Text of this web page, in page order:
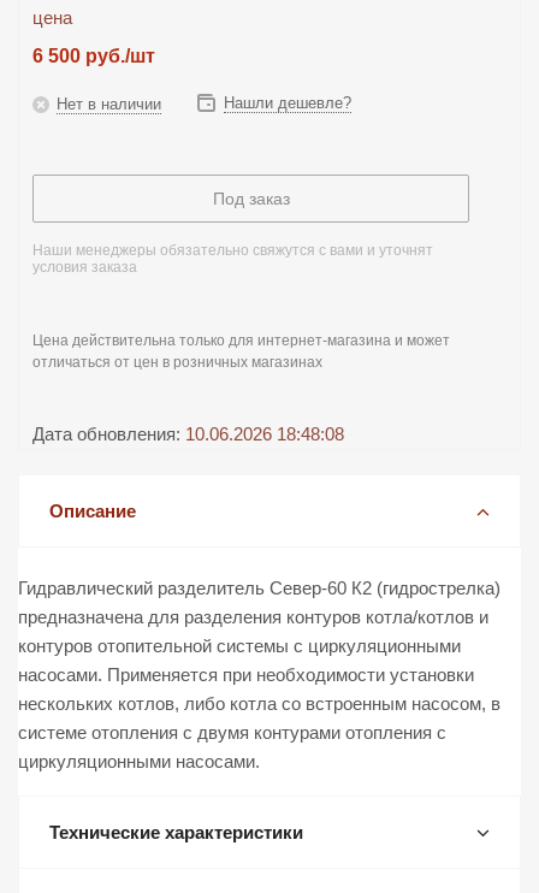
цена
6 500 руб./шт
Нет в наличии Нашли дешевле?
Под заказ
Наши менеджеры обязательно свяжутся с вами и уточнят
условия заказа
Цена действительна только для интернет-магазина и может
отличаться от цен в розничных магазинах
Дата обновления: 10.06.2026 18:48:08
Описание
Гидравлический разделитель Север-60 К2 (гидрострелка)
предназначена для разделения контуров котла/котлов и
контуров отопительной системы с циркуляционными
насосами. Применяется при необходимости установки
нескольких котлов, либо котла со встроенным насосом, в
системе отопления с двумя контурами отопления с
циркуляционными насосами.
Технические характеристики